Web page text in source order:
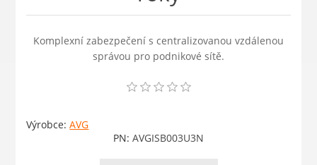
Komplexní zabezpečení s centralizovanou vzdálenou
správou pro podnikové sítě.
Výrobce: AVG
PN: AVGISB003U3N